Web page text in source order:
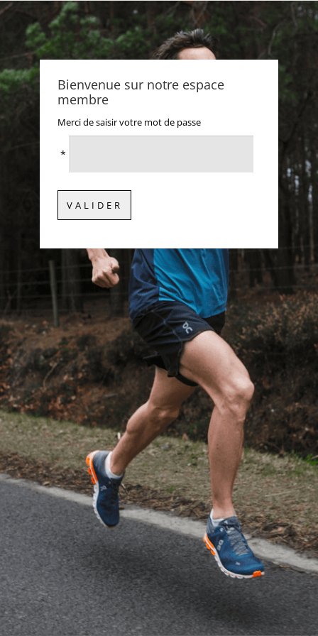
Bienvenue sur notre espace
membre
Merci de saisir votre mot de passe
*